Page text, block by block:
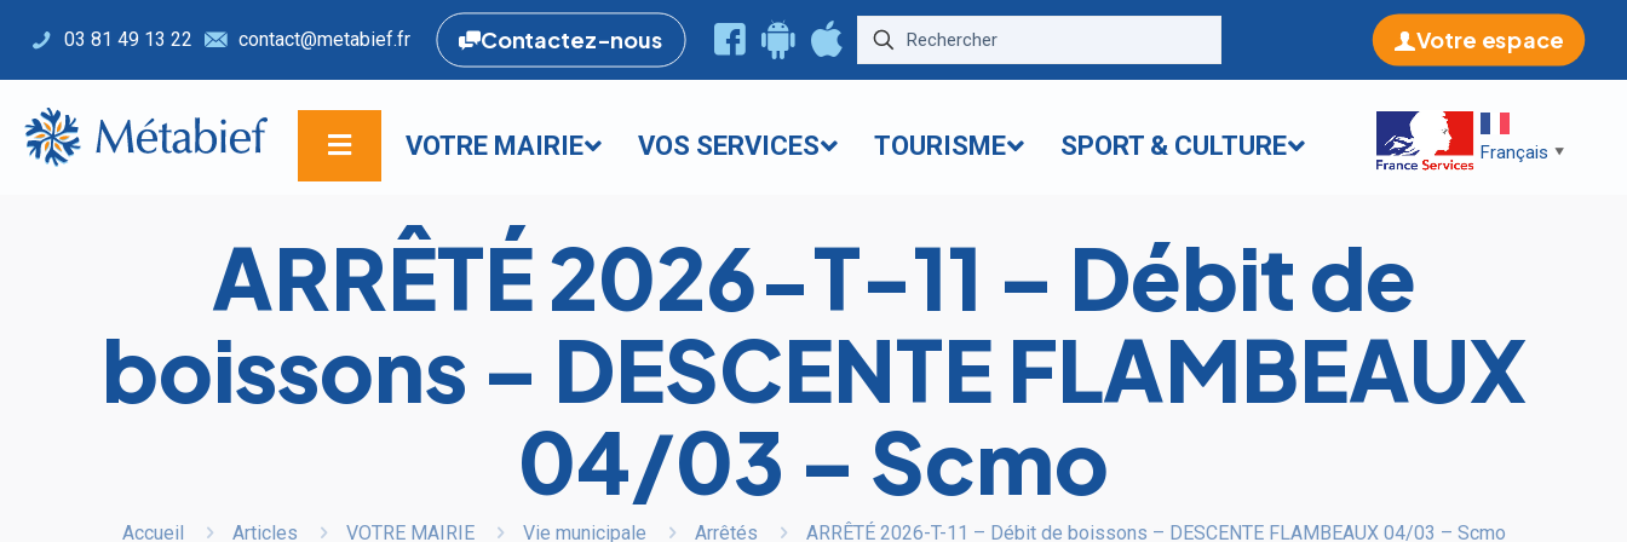
03 81 49 13 22 contact@metabief.fr Contactez-nous Votre espace
VOTRE MAIRIE VOS SERVICES TOURISME SPORT & CULTURE Français ▼
ARRÊTÉ 2026-T-11 – Débit de
boissons – DESCENTE FLAMBEAUX
04/03 – Scmo
Accueil Articles VOTRE MAIRIE Vie municipale Arrêtés ARRÊTÉ 2026-T-11 – Débit de boissons – DESCENTE FLAMBEAUX 04/03 – Scmo